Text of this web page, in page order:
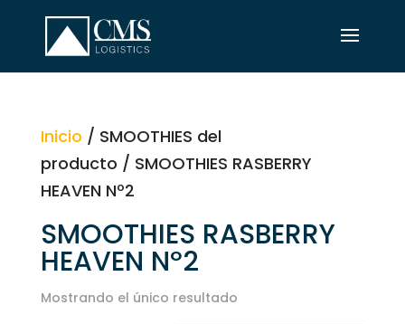
Inicio / SMOOTHIES del
producto / SMOOTHIES RASBERRY
HEAVEN Nº2
SMOOTHIES RASBERRY
HEAVEN Nº2
Mostrando el único resultado